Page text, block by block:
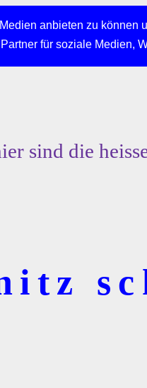
anbieten zu können
für soziale Medien,
sind die